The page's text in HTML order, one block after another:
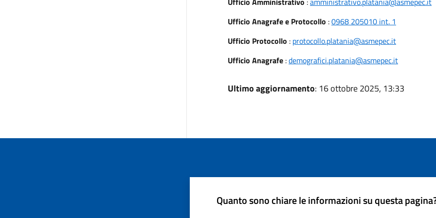
Ufficio Anagrafe e Protocollo :0968 205010 int. 1
Ufficio Protocollo : protocollo.platania@asmepec.it
Ufficio Anagrafe:demografici.platania@asmepec.it
Ultimo aggiornamento: 16 ottobre 2025, 13:33
Quanto sono chiare le informazioni su questa